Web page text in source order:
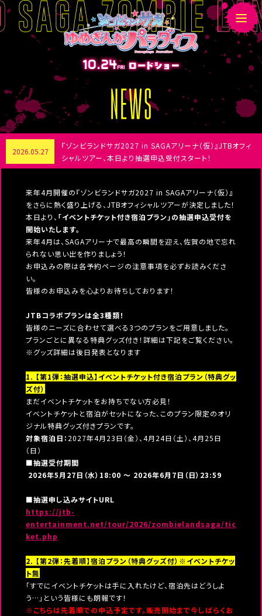
N
W
2026.05.27
『ゾンビランドサガ2027 in SAGAアリーナ（仮）』JTBオフィ
シャルツアー、本日より抽選申込受付スタート！
来年4月開催の『ゾンビランドサガ2027 in SAGAアリーナ（仮）』
をさらに熱く盛り上げる、JTBオフィシャルツアーが決定しました！
本日より、 「イベントチケット付き宿泊プラン」の抽選申込受付を
開始いたします。
来年4月は、SAGAアリーナで最高の瞬間を迎え、佐賀の地で忘れ
られない思い出を作りましょう！
お申込みの際は各予約ページの注意事項を必ずお読みくださ
い。
皆様のお申込みを心よりお待ちしております！
JTBコラボプランは全3種類！
皆様のニーズに合わせて選べる3つのプランをご用意しました。
プランごとに異なる特典グッズ付き！詳細は下記をご覧ください。
※グッズ詳細は後日発表となります
1. 【第1弾：抽選申込】イベントチケット付き宿泊プラン（特典グッ
ズ付）
まだイベントチケットをお持ちでない方必見！
イベントチケットと宿泊がセットになった、このプラン限定のオリ
ジナル特典グッズ付きプランです。
対象宿泊日： 2027年4月23日（金）、4月24日（土）、4月25日
（日）
■抽選受付期間
2026年5月27日（水）18:00 ～ 2026年6月7日（日）23:59
■抽選申し込みサイトURL
https://jtb-
entertainment.net/tour/2026/zombielandsaga/tic
ket.php
2. 【第2弾：先着順】宿泊プラン（特典グッズ付）※イベントチケッ
ト無
「すでにイベントチケットは手に入れたけど、宿泊先はどうしよ
う…」という皆様にも朗報です！
※こちらは先着順での申込予定です。販売開始まで今しばらくお